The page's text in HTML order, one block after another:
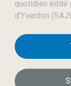
quotidien édité
d’Yverdon